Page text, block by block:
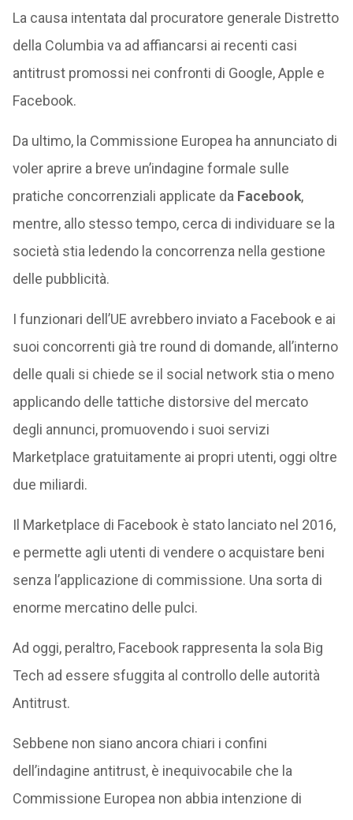
La causa intentata dal procuratore generale Distretto
della Columbia va ad affiancarsi ai recenti casi
antitrust promossi nei confronti di Google, Apple e
Facebook.
Da ultimo, la Commissione Europea ha annunciato di
voler aprire a breve un’indagine formale sulle
pratiche concorrenziali applicate da Facebook,
mentre, allo stesso tempo, cerca di individuare se la
società stia ledendo la concorrenza nella gestione
delle pubblicità.
I funzionari dell’UE avrebbero inviato a Facebook e ai
suoi concorrenti già tre round di domande, all’interno
delle quali si chiede se il social network stia o meno
applicando delle tattiche distorsive del mercato
degli annunci, promuovendo i suoi servizi
Marketplace gratuitamente ai propri utenti, oggi oltre
due miliardi.
Il Marketplace di Facebook è stato lanciato nel 2016,
e permette agli utenti di vendere o acquistare beni
senza l’applicazione di commissione. Una sorta di
enorme mercatino delle pulci.
Ad oggi, peraltro, Facebook rappresenta la sola Big
Tech ad essere sfuggita al controllo delle autorità
Antitrust.
Sebbene non siano ancora chiari i confini
dell’indagine antitrust, è inequivocabile che la
Commissione Europea non abbia intenzione di